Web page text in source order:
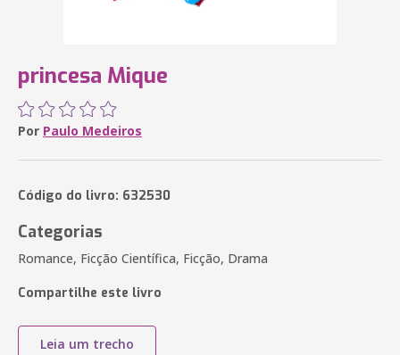
princesa Mique
Por Paulo Medeiros
Código do livro: 632530
Categorias
Romance, Ficção Científica, Ficção, Drama
Compartilhe este livro
Leia um trecho